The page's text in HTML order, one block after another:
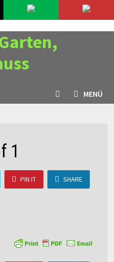
MENÜ
1
PIN IT SHARE